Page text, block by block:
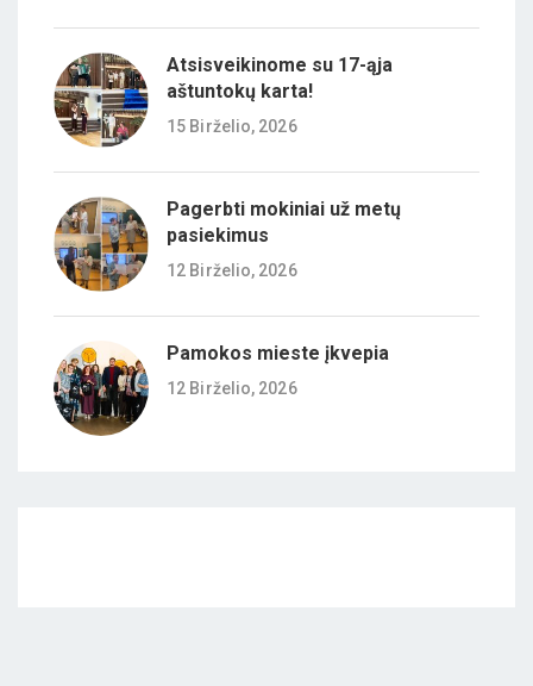
Atsisveikinome su 17-ąja
aštuntokų karta!
15 Birželio, 2026
Pagerbti mokiniai už metų
pasiekimus
12 Birželio, 2026
Pamokos mieste įkvepia
12 Birželio, 2026